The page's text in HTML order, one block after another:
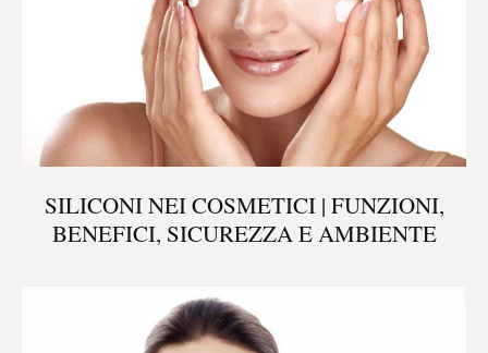
SILICONI NEI COSMETICI | FUNZIONI,
BENEFICI, SICUREZZA E AMBIENTE